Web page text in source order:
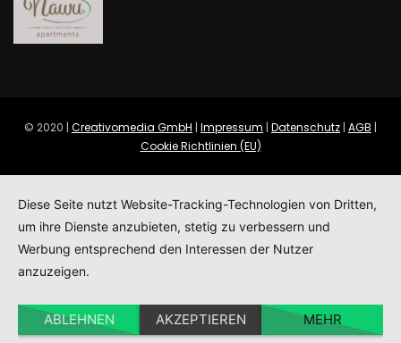
© 2020 | Creativomedia GmbH | Impressum | Datenschutz | AGB |
Cookie Richtlinien (EU)
Diese Seite nutzt Website-Tracking-Technologien von Dritten,
um ihre Dienste anzubieten, stetig zu verbessern und
Werbung entsprechend den Interessen der Nutzer
anzuzeigen.
ABLEHNEN AKZEPTIEREN MEHR